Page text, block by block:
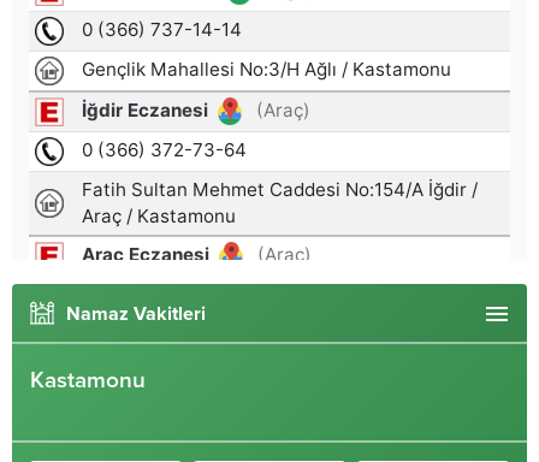
Namaz Vakitleri
Kastamonu